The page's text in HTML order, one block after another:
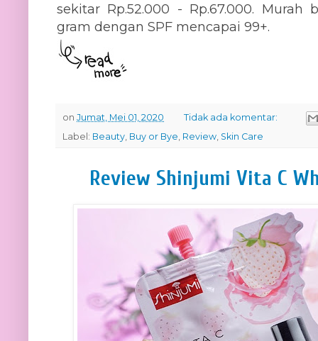
sekitar Rp.52.000 - Rp.67.000.
gram dengan SPF mencapai 99+.
on Jumat, Mei 01, 2020
Tidak ada komentar:
Label: Beauty, Buy or Bye, Review, Skin Care
Review Shinjumi Vita C